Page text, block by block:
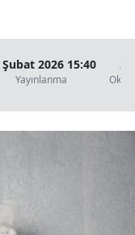
Şubat 2026 15:40
Yayınlanma
2